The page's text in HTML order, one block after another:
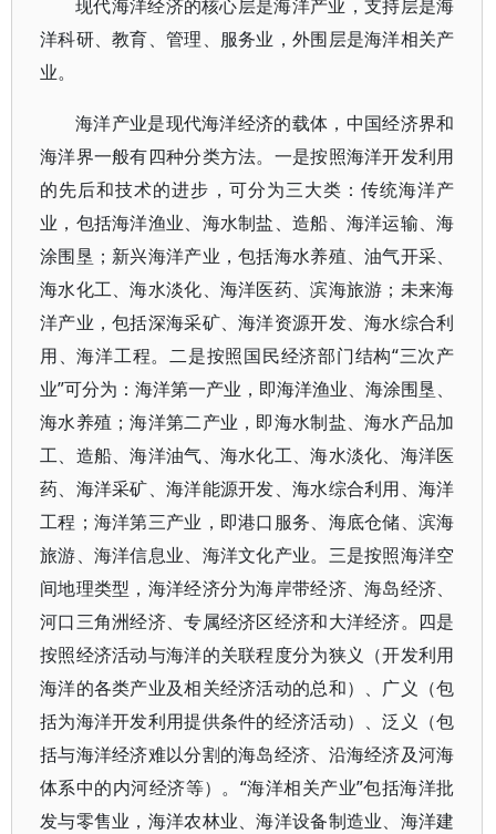
现代海洋经济的核心层是海洋产业，支持层是海
洋科研、教育、管理、服务业，外围层是海洋相关产
业。
海洋产业是现代海洋经济的载体，中国经济界和
海洋界一般有四种分类方法。一是按照海洋开发利用
的先后和技术的进步，可分为三大类：传统海洋产
业，包括海洋渔业、海水制盐、造船、海洋运输、海
涂围垦；新兴海洋产业，包括海水养殖、油气开采、
海水化工、海水淡化、海洋医药、滨海旅游；未来海
洋产业，包括深海采矿、海洋资源开发、海水综合利
用、海洋工程。二是按照国民经济部门结构“三次产
业”可分为：海洋第一产业，即海洋渔业、海涂围垦、
海水养殖；海洋第二产业，即海水制盐、海水产品加
工、造船、海洋油气、海水化工、海水淡化、海洋医
药、海洋采矿、海洋能源开发、海水综合利用、海洋
工程；海洋第三产业，即港口服务、海底仓储、滨海
旅游、海洋信息业、海洋文化产业。三是按照海洋空
间地理类型，海洋经济分为海岸带经济、海岛经济、
河口三角洲经济、专属经济区经济和大洋经济。四是
按照经济活动与海洋的关联程度分为狭义（开发利用
海洋的各类产业及相关经济活动的总和）、广义（包
括为海洋开发利用提供条件的经济活动）、泛义（包
括与海洋经济难以分割的海岛经济、沿海经济及河海
体系中的内河经济等）。“海洋相关产业”包括海洋批
发与零售业，海洋农林业、海洋设备制造业、海洋建